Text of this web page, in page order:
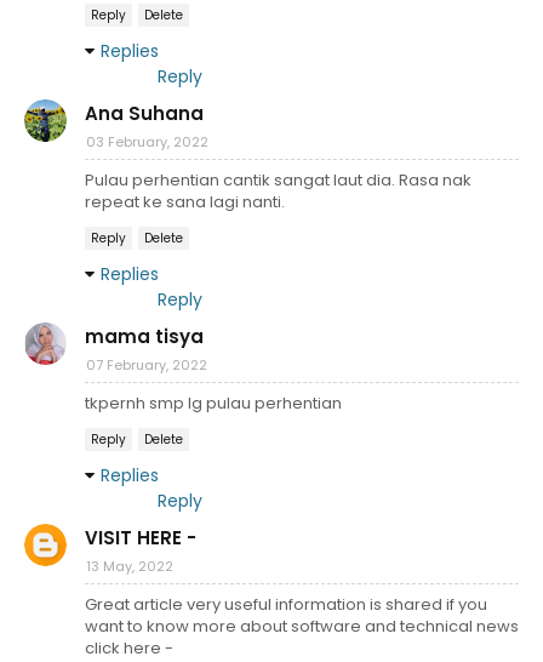
Reply Delete
Replies
Reply
Ana Suhana
03 February, 2022
Pulau perhentian cantik sangat laut dia. Rasa nak
repeat ke sana lagi nanti.
Reply Delete
Replies
Reply
mama tisya
07 February, 2022
tkpernh smp lg pulau perhentian
Reply Delete
Replies
Reply
VISIT HERE -
13 May, 2022
Great article very useful information is shared if you
want to know more about software and technical news
click here -